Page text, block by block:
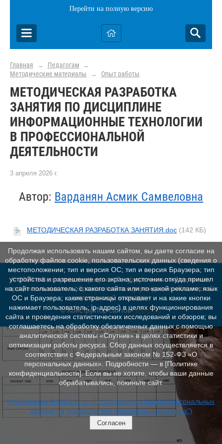
Перейти на полную версию
Главная → Педагогам →
Методические материалы → Опыт работы
МЕТОДИЧЕСКАЯ РАЗРАБОТКА
ЗАНЯТИЯ ПО ДИСЦИПЛИНЕ
ИНФОРМАЦИОННЫЕ ТЕХНОЛОГИИ
В ПРОФЕССИОНАЛЬНОЙ
ДЕЯТЕЛЬНОСТИ
3 апреля 2026 г.
Автор: Варданян Асмик Самвеловна
МЕТОДИЧЕСКАЯ РАЗРАБОТКА ЗАНЯТИЯ.doc (142 КБ)
© 2026 г. Все права защищены. Государственное бюджетное
профессиональное образовательное учреждение «Кашинский
медицинский колледж»
© Конструктор сайтовNubex.ru
Продолжая использовать нашим сайтом, вы даете согласие на
обработку файлов cookie, пользовательских данных (сведения о
местоположении; тип и версия ОС; тип и версия Браузера; тип
устройства и разрешение его экрана; источник откуда пришел
на сайт пользователь; с какого сайта или по какой рекламе; язык
ОС и Браузера; какие страницы открывает и на какие кнопки
нажимает пользователь; ip-адрес) в целях функционирования
сайта и проведения статистических исследований и обзоров; вы
соглашаетесь на обработку обезличенных данных с помощью
аналитической системы «Спутник» в целях статистики и
оптимизации работы ресурса. Сбор данных осуществляется в
соответствии с Федеральным законом № 152‑ФЗ «О
персональных данных». Подробности — в [Политике
конфиденциальности]. Если вы не хотите, чтобы ваши данные
обрабатывались, покиньте сайт.
(требование ФЗ №152 ч. (9) "Согласие субъекта персональных
данных на обработку его персональных данных")
Согласен